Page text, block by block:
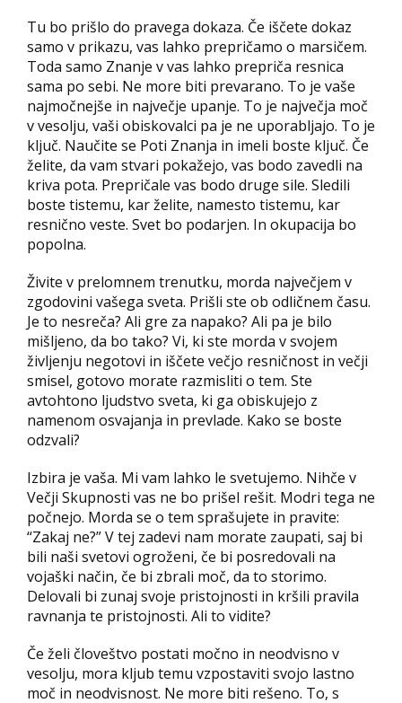
Tu bo prišlo do pravega dokaza. Če iščete dokaz
samo v prikazu, vas lahko prepričamo o marsičem.
Toda samo Znanje v vas lahko prepriča resnica
sama po sebi. Ne more biti prevarano. To je vaše
najmočnejše in največje upanje. To je največja moč
v vesolju, vaši obiskovalci pa je ne uporabljajo. To je
ključ. Naučite se Poti Znanja in imeli boste ključ. Če
želite, da vam stvari pokažejo, vas bodo zavedli na
kriva pota. Prepričale vas bodo druge sile. Sledili
boste tistemu, kar želite, namesto tistemu, kar
resnično veste. Svet bo podarjen. In okupacija bo
popolna.
Živite v prelomnem trenutku, morda največjem v
zgodovini vašega sveta. Prišli ste ob odličnem času.
Je to nesreča? Ali gre za napako? Ali pa je bilo
mišljeno, da bo tako? Vi, ki ste morda v svojem
življenju negotovi in iščete večjo resničnost in večji
smisel, gotovo morate razmisliti o tem. Ste
avtohtono ljudstvo sveta, ki ga obiskujejo z
namenom osvajanja in prevlade. Kako se boste
odzvali?
Izbira je vaša. Mi vam lahko le svetujemo. Nihče v
Večji Skupnosti vas ne bo prišel rešit. Modri tega ne
počnejo. Morda se o tem sprašujete in pravite:
“Zakaj ne?” V tej zadevi nam morate zaupati, saj bi
bili naši svetovi ogroženi, če bi posredovali na
vojaški način, če bi zbrali moč, da to storimo.
Delovali bi zunaj svoje pristojnosti in kršili pravila
ravnanja te pristojnosti. Ali to vidite?
Če želi človeštvo postati močno in neodvisno v
vesolju, mora kljub temu vzpostaviti svojo lastno
moč in neodvisnost. Ne more biti rešeno. To, s